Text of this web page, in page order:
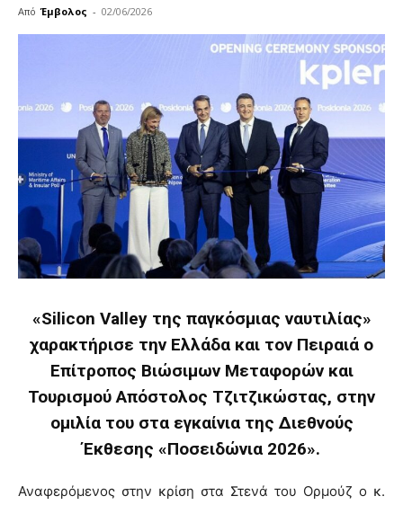
Από Έμβολος - 02/06/2026
«Silicon Valley της παγκόσμιας ναυτιλίας»
χαρακτήρισε την Ελλάδα και τον Πειραιά ο
Επίτροπος Βιώσιμων Μεταφορών και
Τουρισμού Απόστολος Τζιτζικώστας, στην
ομιλία του στα εγκαίνια της Διεθνούς
Έκθεσης «Ποσειδώνια 2026».
Αναφερόμενος στην κρίση στα Στενά του Ορμούζ ο κ.